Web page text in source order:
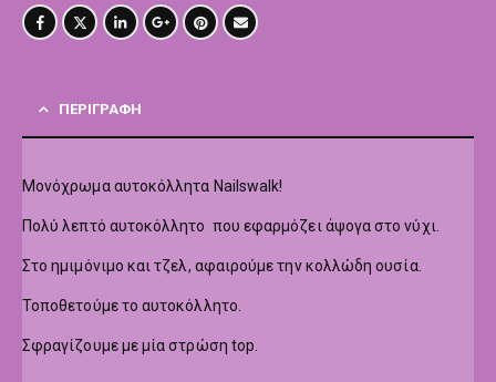
ΠΕΡΙΓΡΑΦΉ
Μονόχρωμα αυτοκόλλητα Nailswalk!
Πολύ λεπτό αυτοκόλλητο που εφαρμόζει άψογα στο νύχι.
Στο ημιμόνιμο και τζελ, αφαιρούμε την κολλώδη ουσία.
Τοποθετούμε το αυτοκόλλητο.
Σφραγίζουμε με μία στρώση top.